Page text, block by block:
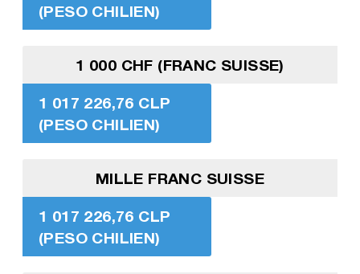
(PESO CHILIEN)
1 000 CHF (FRANC SUISSE)
1 017 226,76 CLP
(PESO CHILIEN)
MILLE FRANC SUISSE
1 017 226,76 CLP
(PESO CHILIEN)